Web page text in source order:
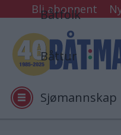
Bli abonnent
Båtfolk
Båttur
Sjømannskap